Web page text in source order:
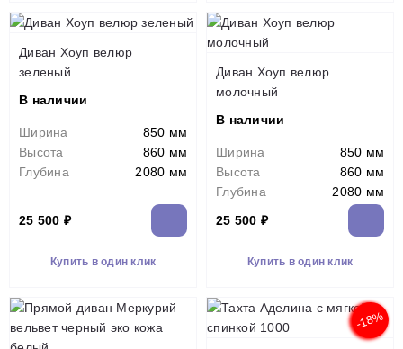
Диван Хоуп велюр
зеленый
В наличии
Ширина
850 мм
Высота
860 мм
Глубина
2080 мм
25 500 ₽
Купить в один клик
Диван Хоуп велюр
молочный
В наличии
Ширина
850 мм
Высота
860 мм
Глубина
2080 мм
25 500 ₽
Купить в один клик
-18%